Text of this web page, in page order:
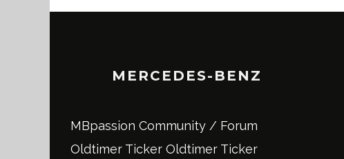
MERCEDES-BENZ
MBpassion Community / Forum
Oldtimer Ticker Oldtimer Ticker